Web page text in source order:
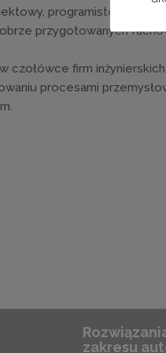
programistów,
przygotowanych
czołówce firm
procesami
zakresu